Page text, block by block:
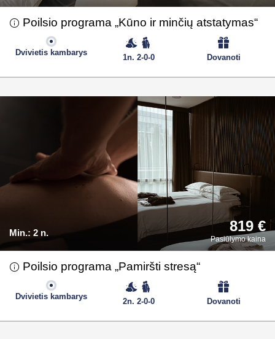
Poilsio programa „Kūno ir minčių atstatymas“
Dovanoti
Dvivietis kambarys
1n. 2-0-0
Min.: 2 n. 819 €
Pasiūlymo kaina
Poilsio programa „Pamiršti stresą“
Dovanoti
Dvivietis kambarys
2n. 2-0-0